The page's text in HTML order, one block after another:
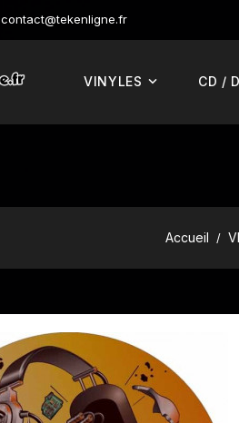
contact@tekenligne.fr
VINYLES CD /
Accueil